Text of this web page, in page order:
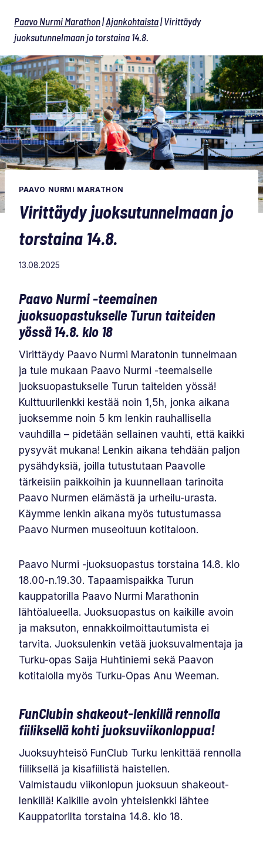
Paavo Nurmi Marathon|Ajankohtaista|Virittäydy
juoksutunnelmaan jo torstaina 14.8.
PAAVO NURMI MARATHON
Virittäydy juoksutunnelmaan jo
torstaina 14.8.
13.08.2025
Paavo Nurmi -teemainen
juoksuopastukselle Turun taiteiden
yössä14.8. klo 18
Virittäydy Paavo Nurmi Maratonin tunnelmaan
ja tule mukaan Paavo Nurmi -teemaiselle
juoksuopastukselle Turun taiteiden yössä!
Kulttuurilenkki kestää noin 1,5h, jonka aikana
juoksemme noin 5 km lenkin rauhallisella
vauhdilla – pidetään sellainen vauhti, että kaikki
pysyvät mukana! Lenkin aikana tehdään paljon
pysähdyksiä, joilla tutustutaan Paavolle
tärkeisiin paikkoihin ja kuunnellaan tarinoita
Paavo Nurmen elämästä ja urheilu-urasta.
Käymme lenkin aikana myös tutustumassa
Paavo Nurmen museoituun kotitaloon.
Paavo Nurmi -juoksuopastus torstaina 14.8. klo
18.00-n.19.30. Tapaamispaikka Turun
kauppatorilla Paavo Nurmi Marathonin
lähtöalueella. Juoksuopastus on kaikille avoin
ja maksuton, ennakkoilmoittautumista ei
tarvita. Juoksulenkin vetää juoksuvalmentaja ja
Turku-opas Saija Huhtiniemi sekä Paavon
kotitalolla myös Turku-Opas Anu Weeman.
FunClubin shakeout-lenkillä rennolla
fiiliksellä kohti juoksuviikonloppua!
Juoksuyhteisö FunClub Turku lenkittää rennolla
fiiliksellä ja kisafiilistä haistellen.
Valmistaudu viikonlopun juoksuun shakeout-
lenkillä! Kaikille avoin yhteislenkki lähtee
Kauppatorilta torstaina 14.8. klo 18.